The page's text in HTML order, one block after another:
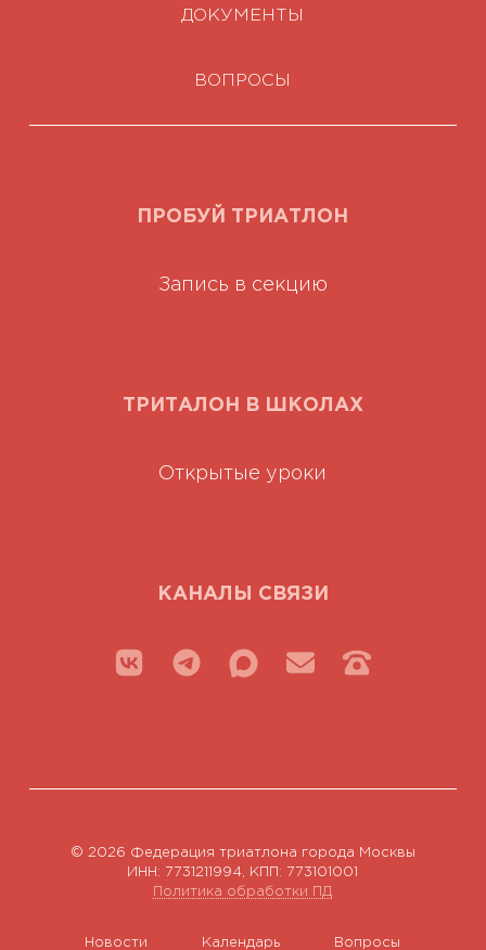
ДОКУМЕНТЫ
ВОПРОСЫ
ПРОБУЙ ТРИАТЛОН
Запись в секцию
ТРИТАЛОН В ШКОЛАХ
Открытые уроки
КАНАЛЫ СВЯЗИ
© 2026 Федерация триатлона города Москвы
ИНН: 7731211994, КПП: 773101001
Политика обработки ПД
Новости Календарь Вопросы